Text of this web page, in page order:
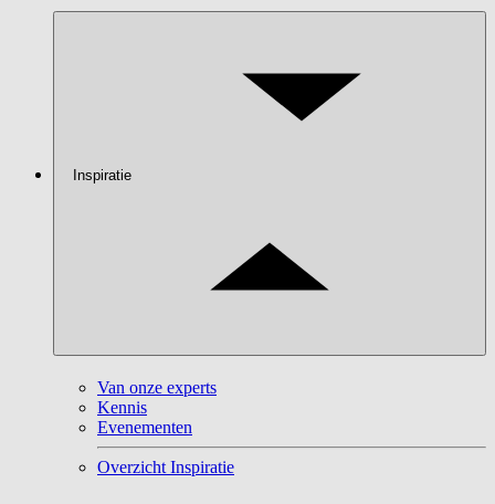
Inspiratie
Van onze experts
Kennis
Evenementen
Overzicht Inspiratie